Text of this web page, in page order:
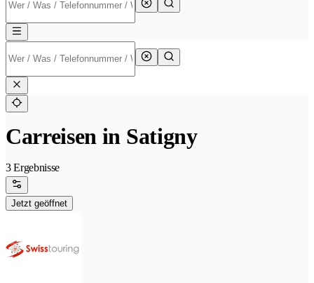
Carreisen in Satigny
3 Ergebnisse
Jetzt geöffnet